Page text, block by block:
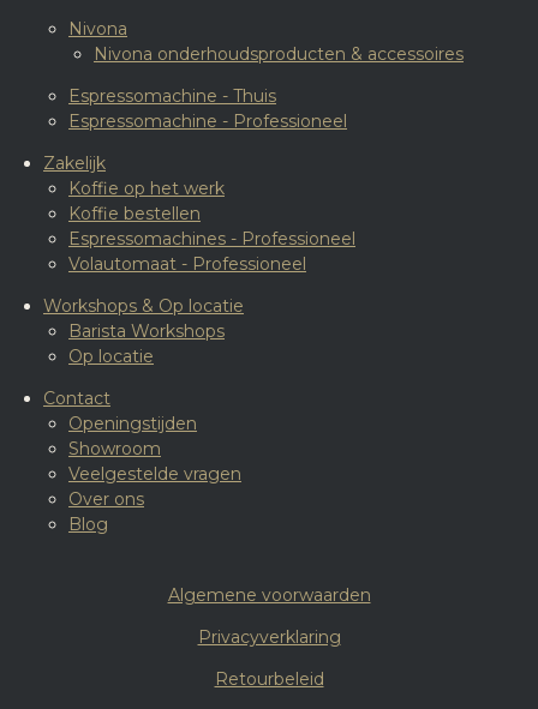
Nivona
Nivona onderhoudsproducten & accessoires
Espressomachine - Thuis
Espressomachine - Professioneel
Zakelijk
Koffie op het werk
Koffie bestellen
Espressomachines - Professioneel
Volautomaat - Professioneel
Workshops & Op locatie
Barista Workshops
Op locatie
Contact
Openingstijden
Showroom
Veelgestelde vragen
Over ons
Blog
Algemene voorwaarden
Privacyverklaring
Retourbeleid